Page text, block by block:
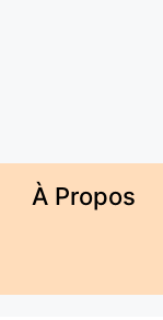
À Propos